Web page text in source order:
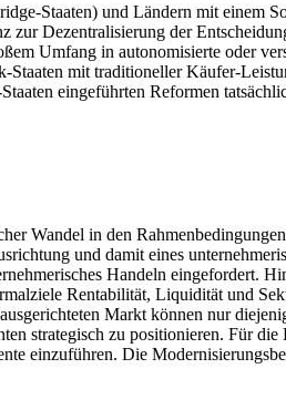
Staaten) und Ländern mit einem
Dezentralisierung der
Umfang in autonomisierte oder
mit traditioneller Käufer-
eingeführten Reformen
Wandel in den
und damit eines
Handeln eingefordert.
Rentabilität, Liquidität und
Markt können nur
strategisch zu positionieren. Für
einzuführen. Die